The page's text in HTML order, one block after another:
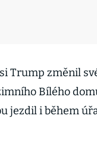
Trump změnil
Bílého
jezdil i během